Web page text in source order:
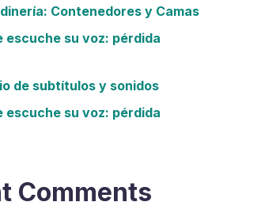
Contenedores y Camas
escuche su voz: pérdida
de subtítulos y sonidos
escuche su voz: pérdida
Comments